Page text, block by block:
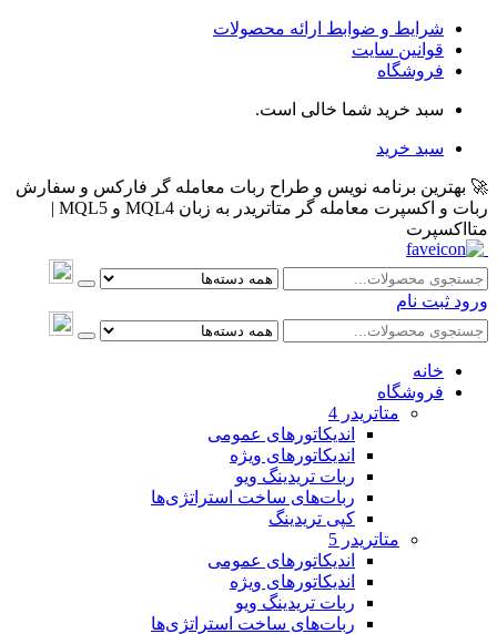
شرایط و ضوابط ارائه محصولات
قوانین سایت
فروشگاه
سبد خرید شما خالی است.
سبد خرید
🚀 بهترین برنامه نویس و طراح ربات معامله گر فارکس و سفارش
ربات و اکسپرت معامله گر متاتریدر به زبان MQL4 و MQL5 |
متااکسپرت
ورود ثبت نام
خانه
فروشگاه
متاتريدر 4
اندیکاتورهای عمومی
اندیکاتورهای ویژه
ربات تریدینگ ویو
ربات‌های ساخت استراتژی‌ها
کپی تریدینگ
متاتريدر 5
اندیکاتورهای عمومی
اندیکاتورهای ویژه
ربات تریدینگ ویو
ربات‌های ساخت استراتژی‌ها